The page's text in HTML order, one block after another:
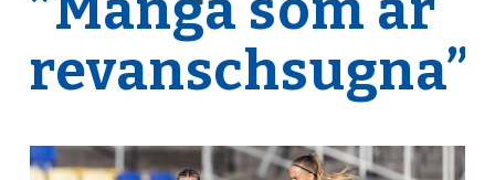
revanschsugna”